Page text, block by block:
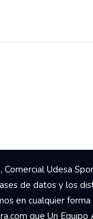
Udesa
de datos y los
en cualquier
que Un